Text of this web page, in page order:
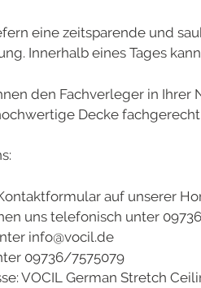
eine zeitsparende und
Innerhalb eines Tages
den Fachverleger in Ihrer
Decke
auf unserer
uns telefonisch unter
info@vocil.de
09736/7575079
VOCIL German